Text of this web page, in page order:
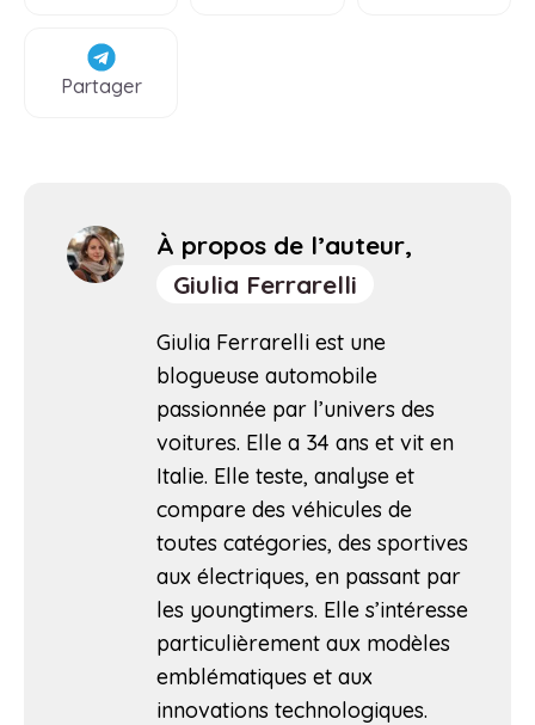
Partager
À propos de l’auteur,
Giulia Ferrarelli
Giulia Ferrarelli est une
blogueuse automobile
passionnée par l’univers des
voitures. Elle a 34 ans et vit en
Italie. Elle teste, analyse et
compare des véhicules de
toutes catégories, des sportives
aux électriques, en passant par
les youngtimers. Elle s’intéresse
particulièrement aux modèles
emblématiques et aux
innovations technologiques.